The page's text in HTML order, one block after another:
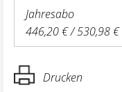
Jahresabo
446,20 € / 530,98 €
Drucken